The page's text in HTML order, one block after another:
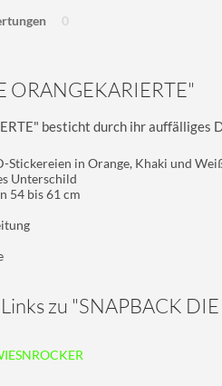
0
ORANGEKARIERTE"
besticht durch ihr
Stickereien in Orange, Khaki und
Unterschild
54 bis 61 cm
zu "SNAPBACK